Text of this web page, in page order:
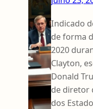
Indicado
de forma
2020
Clayton,
Donald
de diretor
dos